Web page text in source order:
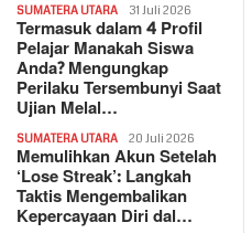
SUMATERA UTARA 31 Juli 2026
Termasuk dalam 4 Profil
Pelajar Manakah Siswa
Anda? Mengungkap
Perilaku Tersembunyi Saat
Ujian Melal…
SUMATERA UTARA 20 Juli 2026
Memulihkan Akun Setelah
‘Lose Streak’: Langkah
Taktis Mengembalikan
Kepercayaan Diri dal…